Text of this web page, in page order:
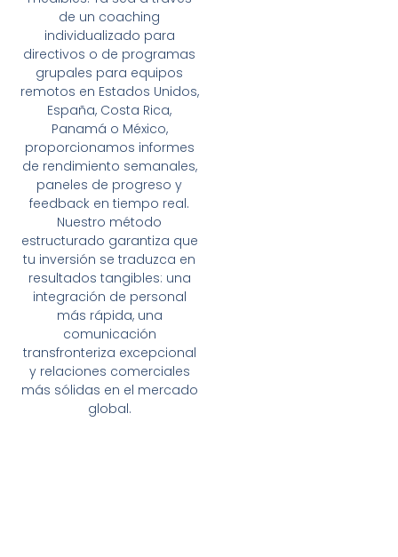
de un coaching
individualizado para
directivos o de programas
grupales para equipos
remotos en Estados Unidos,
España, Costa Rica,
Panamá o México,
proporcionamos informes
de rendimiento semanales,
paneles de progreso y
feedback en tiempo real.
Nuestro método
estructurado garantiza que
tu inversión se traduzca en
resultados tangibles: una
integración de personal
más rápida, una
comunicación
transfronteriza excepcional
y relaciones comerciales
más sólidas en el mercado
global.